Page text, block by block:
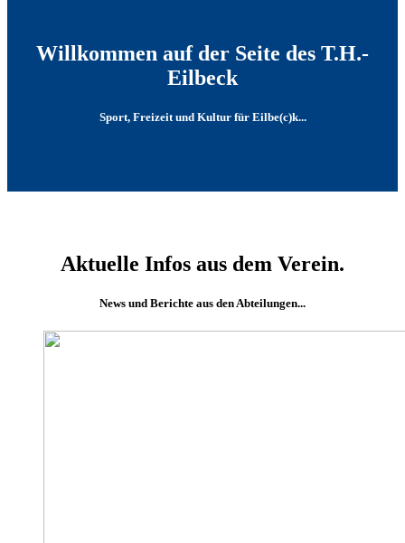
Willkommen auf der Seite des T.H.-
Eilbeck
Sport, Freizeit und Kultur für Eilbe(c)k...
Aktuelle Infos aus dem Verein.
News und Berichte aus den Abteilungen...